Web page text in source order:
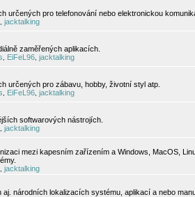
určených pro telefonování nebo elektronickou
jacktalking
zaměřených aplikacích.
EiFeL96 jacktalking
určených pro zábavu, hobby, životní styl atp.
EiFeL96 jacktalking
softwarových nástrojích.
jacktalking
mezi kapesním zařízením a Windows, MacOS,
jacktalking
národních lokalizacích systému, aplikací a nebo